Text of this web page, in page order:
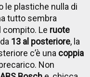
le plastiche nulla di
tutto sembra
compito. Le ruote
13 al posteriore, la
c’è una coppia
Non